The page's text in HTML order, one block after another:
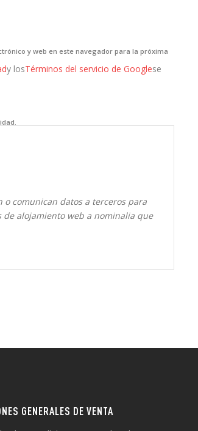
y web en este navegador para la próxima
y losTérminos del servicio de Googlese
comunican datos a terceros para
alojamiento web a nominalia que
GENERALES DE VENTA